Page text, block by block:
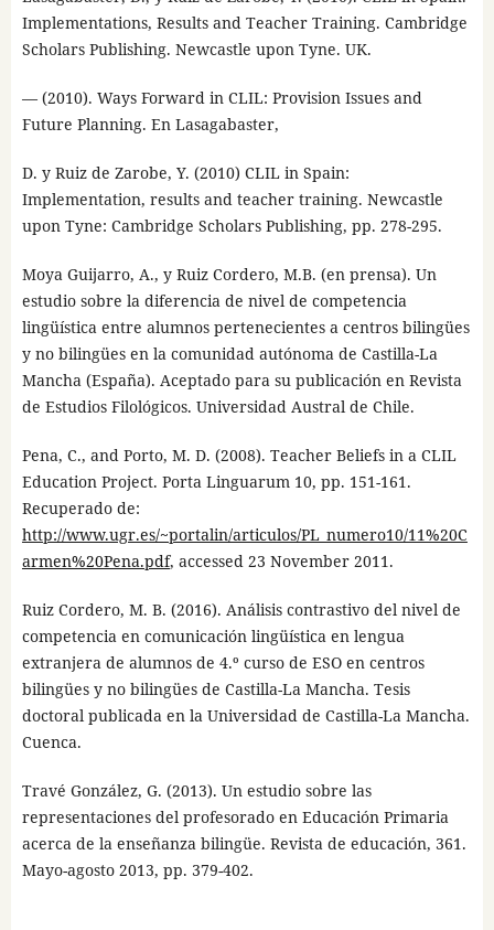
Implementations, Results and Teacher Training. Cambridge
Scholars Publishing. Newcastle upon Tyne. UK.
— (2010). Ways Forward in CLIL: Provision Issues and
Future Planning. En Lasagabaster,
D. y Ruiz de Zarobe, Y. (2010) CLIL in Spain:
Implementation, results and teacher training. Newcastle
upon Tyne: Cambridge Scholars Publishing, pp. 278-295.
Moya Guijarro, A., y Ruiz Cordero, M.B. (en prensa). Un
estudio sobre la diferencia de nivel de competencia
lingüística entre alumnos pertenecientes a centros bilingües
y no bilingües en la comunidad autónoma de Castilla-La
Mancha (España). Aceptado para su publicación en Revista
de Estudios Filológicos. Universidad Austral de Chile.
Pena, C., and Porto, M. D. (2008). Teacher Beliefs in a CLIL
Education Project. Porta Linguarum 10, pp. 151-161.
Recuperado de:
http://www.ugr.es/~portalin/articulos/PL_numero10/11%20C
armen%20Pena.pdf, accessed 23 November 2011.
Ruiz Cordero, M. B. (2016). Análisis contrastivo del nivel de
competencia en comunicación lingüística en lengua
extranjera de alumnos de 4.º curso de ESO en centros
bilingües y no bilingües de Castilla-La Mancha. Tesis
doctoral publicada en la Universidad de Castilla-La Mancha.
Cuenca.
Travé González, G. (2013). Un estudio sobre las
representaciones del profesorado en Educación Primaria
acerca de la enseñanza bilingüe. Revista de educación, 361.
Mayo-agosto 2013, pp. 379-402.